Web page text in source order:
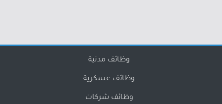
وظائف مدنية
وظائف عسكرية
وظائف شركات